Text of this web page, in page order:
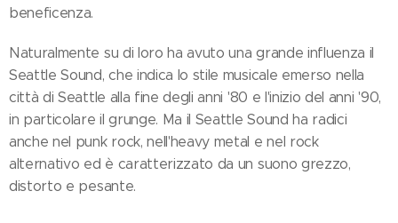
beneficenza.
Naturalmente su di loro ha avuto una grande influenza il
Seattle Sound, che indica lo stile musicale emerso nella
città di Seattle alla fine degli anni '80 e l'inizio del anni '90,
in particolare il grunge. Ma il Seattle Sound ha radici
anche nel punk rock, nell'heavy metal e nel rock
alternativo ed è caratterizzato da un suono grezzo,
distorto e pesante.